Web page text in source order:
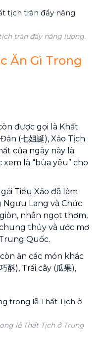
tràn đầy năng lượng.
Ăn Gì Trong
được gọi là Khất
(七姐誕), Xảo Tịch
của ngày này là
xem là “bùa yêu” cho
Tiểu Xảo đã làm
Ngưu Lang và Chức
nhân ngọt thơm,
thủy và ước mơ
Quốc.
ăn các món khác
酥), Trái cây (瓜果),
lễ Thất Tịch ở Trung